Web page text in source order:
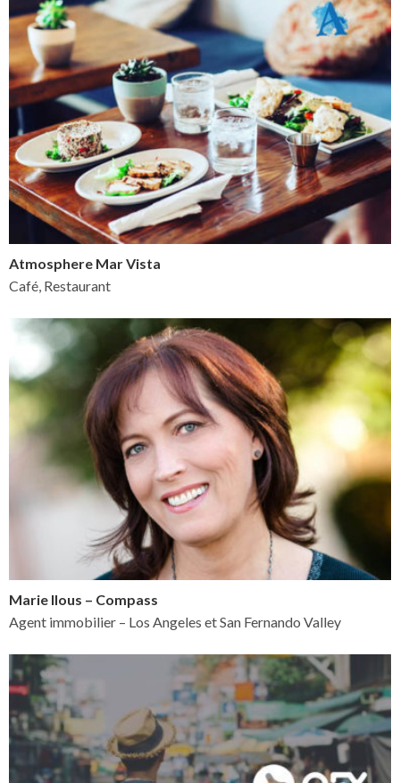
Atmosphere Mar Vista
Café, Restaurant
Marie Ilous – Compass
Agent immobilier – Los Angeles et San Fernando Valley